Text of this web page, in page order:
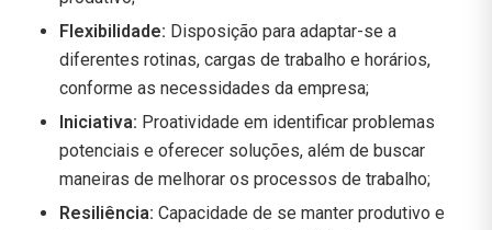
Flexibilidade: Disposição para adaptar-se a
diferentes rotinas, cargas de trabalho e horários,
conforme as necessidades da empresa;
Iniciativa: Proatividade em identificar problemas
potenciais e oferecer soluções, além de buscar
maneiras de melhorar os processos de trabalho;
Resiliência: Capacidade de se manter produtivo e